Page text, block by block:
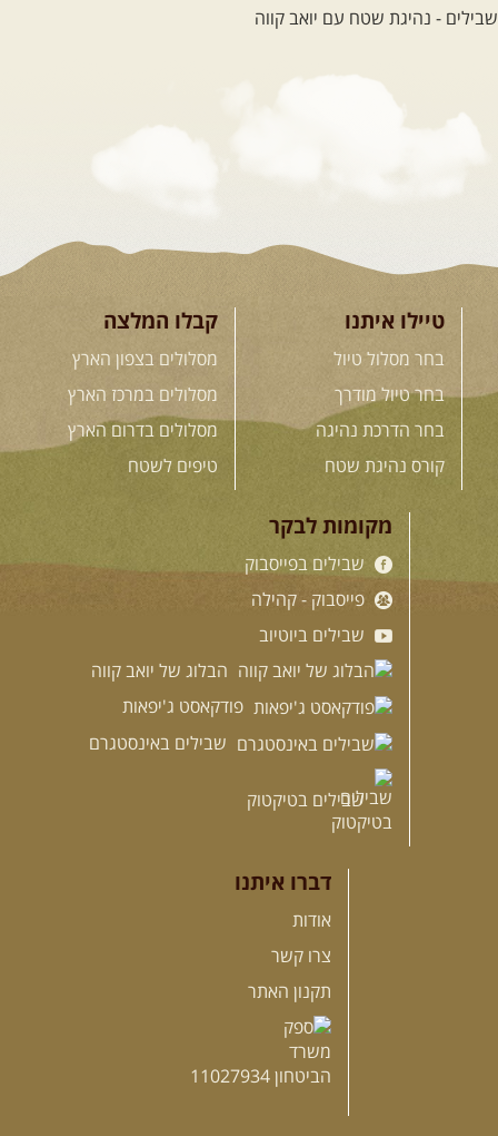
טיילו איתנו
בחר מסלול טיול
בחר טיול מודרך
בחר הדרכת נהיגה
קורס נהיגת שטח
קבלו המלצה
מסלולים בצפון הארץ
מסלולים במרכז הארץ
מסלולים בדרום הארץ
טיפים לשטח
מקומות לבקר
שבילים בפייסבוק
פייסבוק - קהילה
שבילים ביוטיוב
הבלוג של יואב קווה
פודקאסט ג'יפאות
שבילים באינסטגרם
שבילים בטיקטוק
דברו איתנו
אודות
צרו קשר
תקנון האתר